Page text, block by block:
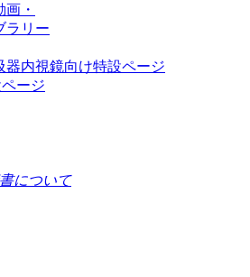
・
ラリー
器内視鏡向け特設ページ
ージ
について